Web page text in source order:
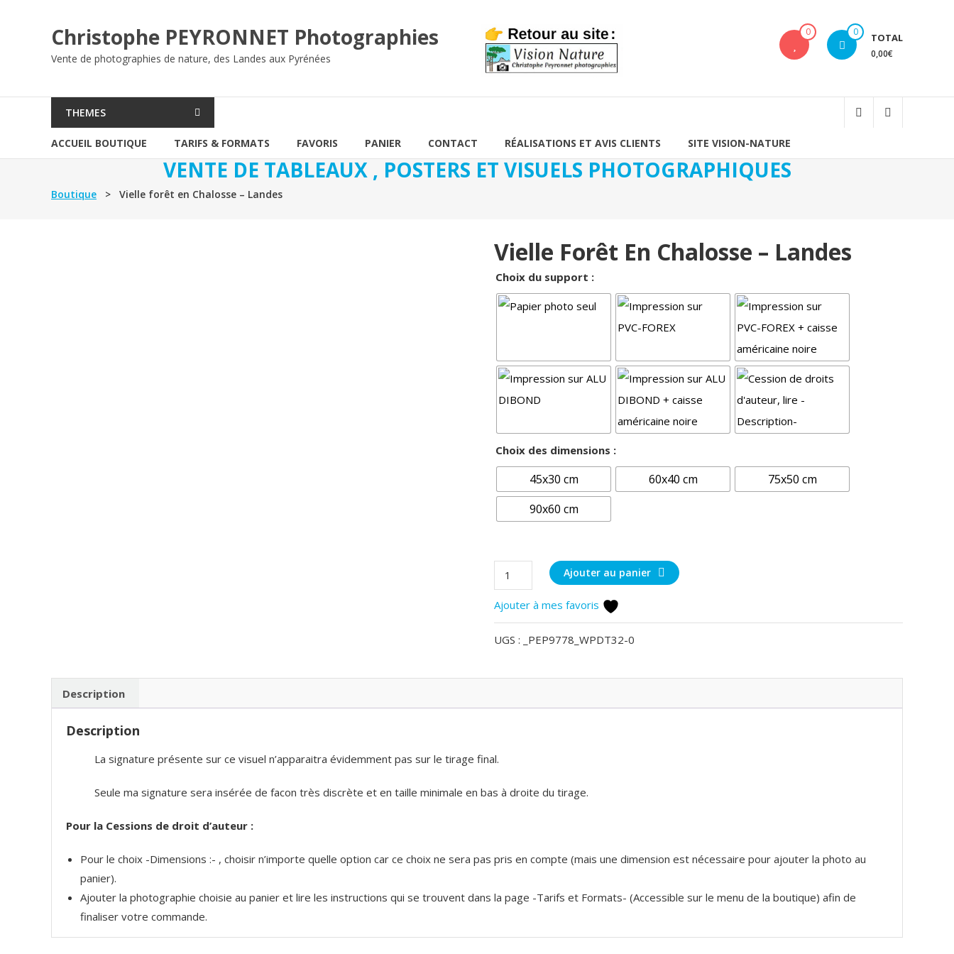
Christophe PEYRONNET Photographies
Vente de photographies de nature, des Landes aux Pyrénées
0 0 TOTAL
0,00€
THEMES
ACCUEIL BOUTIQUE TARIFS & FORMATS FAVORIS PANIER CONTACT RÉALISATIONS ET AVIS CLIENTS SITE VISION-NATURE
VENTE DE TABLEAUX , POSTERS ET VISUELS PHOTOGRAPHIQUES
Boutique > Vielle forêt en Chalosse – Landes
Vielle Forêt En Chalosse – Landes
Choix du support :
Choix des dimensions :
45x30 cm 60x40 cm
75x50 cm
90x60 cm
quantité
de
Vielle
forêt
en
Ajouter au panier
Ajouter à mes favoris
UGS : _PEP9778_WPDT32-0
Description
Description
La signature présente sur ce visuel n’apparaitra évidemment pas sur le tirage final.
Seule ma signature sera insérée de facon très discrète et en taille minimale en bas à droite du tirage.
Pour la Cessions de droit d’auteur :
Pour le choix -Dimensions :- , choisir n’importe quelle option car ce choix ne sera pas pris en compte (mais une dimension est nécessaire pour ajouter la photo au
panier).
Ajouter la photographie choisie au panier et lire les instructions qui se trouvent dans la page -Tarifs et Formats- (Accessible sur le menu de la boutique) afin de
finaliser votre commande.